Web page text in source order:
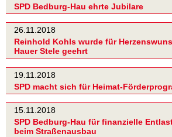
SPD Bedburg-Hau ehrte Jubilare
26.11.2018
Reinhold Kohls wurde für
Hauer Stele geehrt
19.11.2018
SPD macht sich für Heimat-
15.11.2018
SPD Bedburg-Hau für finanzielle
beim Straßenausbau